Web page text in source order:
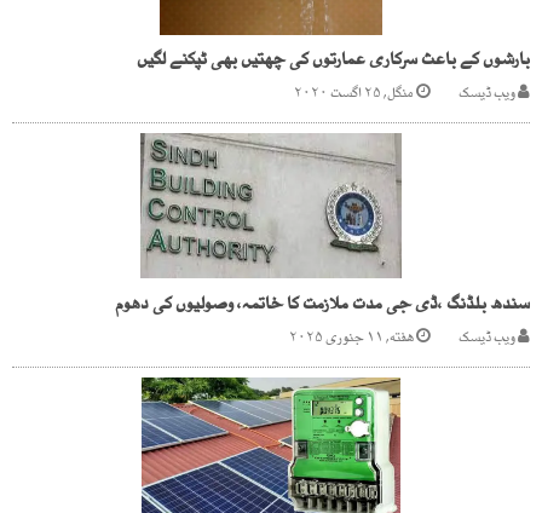
بارشوں کے باعث سرکاری عمارتوں کی چھتیں بھی ٹپکنے لگیں
ویب ڈیسک منگل, ۲۵ اگست ۲۰۲۰
سندھ بلڈنگ ،ڈی جی مدت ملازمت کا خاتمہ، وصولیوں کی دھوم
ویب ڈیسک هفته, ۱۱ جنوری ۲۰۲۵